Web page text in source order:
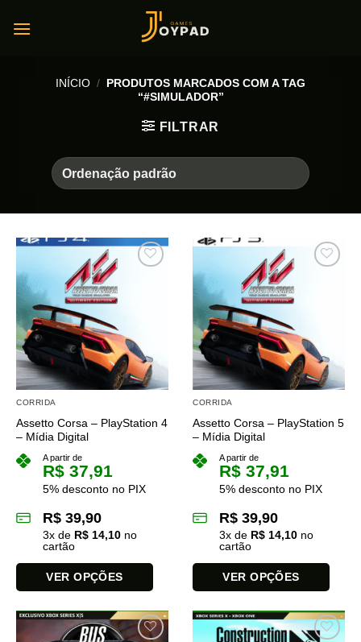
INÍCIO / PRODUTOS MARCADOS COM A TAG
“#SIMULADOR”
FILTRAR
CORRIDA
Assetto Corsa – PlayStation 4
– Mídia Digital
A partir de
R$ 37,91
5% desconto no PIX
R$ 39,90
3x de R$ 14,10 no
cartão
VER OPÇÕES
produto
tem
CORRIDA
Assetto Corsa – PlayStation 5
– Mídia Digital
A partir de
R$ 37,91
5% desconto no PIX
R$ 39,90
3x de R$ 14,10 no
cartão
VER OPÇÕES
produto
tem